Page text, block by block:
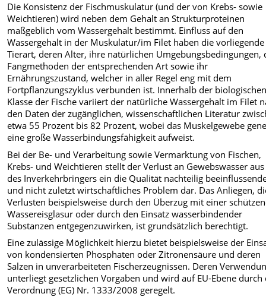
Die Konsistenz der Fischmuskulatur (und der von Krebs- sowie
Weichtieren) wird neben dem Gehalt an Strukturproteinen
maßgeblich vom Wassergehalt bestimmt. Einfluss auf den
Wassergehalt in der Muskulatur/im Filet haben die vorliegende
Tierart, deren Alter, ihre natürlichen Umgebungsbedingungen,
Fangmethoden der entsprechenden Art sowie ihr
Ernährungszustand, welcher in aller Regel eng mit dem
Fortpflanzungszyklus verbunden ist. Innerhalb der
Klasse der Fische variiert der natürliche Wassergehalt im Filet
den Daten der zugänglichen, wissenschaftlichen Literatur
etwa 55 Prozent bis 82 Prozent, wobei das Muskelgewebe
eine große Wasserbindungsfähigkeit aufweist.
Bei der Be- und Verarbeitung sowie Vermarktung von Fischen,
Krebs- und Weichtieren stellt der Verlust an Gewebswasser
des Inverkehrbringers ein die Qualität nachteilig
und nicht zuletzt wirtschaftliches Problem dar. Das Anliegen,
Verlusten beispielsweise durch den Überzug mit einer
Wassereisglasur oder durch den Einsatz wasserbindender
Substanzen entgegenzuwirken, ist grundsätzlich berechtigt.
Eine zulässige Möglichkeit hierzu bietet beispielsweise der
von kondensierten Phosphaten oder Zitronensäure und deren
Salzen in unverarbeiteten Fischerzeugnissen. Deren
unterliegt gesetzlichen Vorgaben und wird auf EU-Ebene durch
Verordnung (EG) Nr. 1333/2008 geregelt.